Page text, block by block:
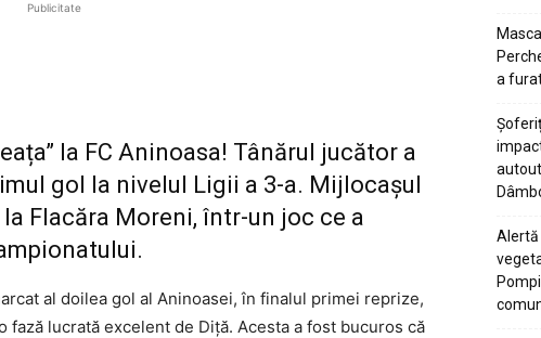
Publicitate
la FC Aninoasa! Tânărul jucător a
gol la nivelul Ligii a 3-a. Mijlocașul
Flacăra Moreni, într-un joc ce a
al doilea gol al Aninoasei, în finalul primei reprize,
lucrată excelent de Diță. Acesta a fost bucuros că
a
Alertă